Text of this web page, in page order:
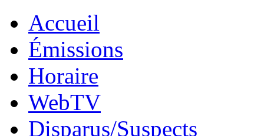
Accueil
Émissions
Horaire
WebTV
Disparus/Suspects